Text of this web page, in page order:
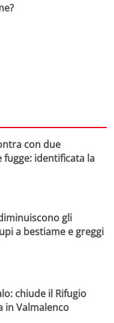
con due
fugge: identificata la
gli
a bestiame e greggi
chiude il Rifugio
in Valmalenco